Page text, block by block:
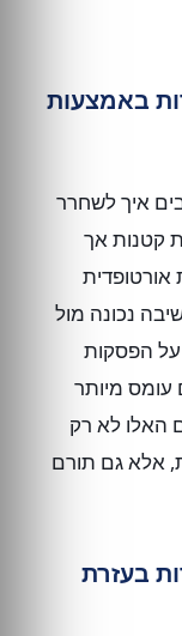
באמצעות
איך לשחרר
קטנות אך
נכונה מול
הפסקות
עומס מיותר
האלו לא רק
אלא גם תורם
בעזרת